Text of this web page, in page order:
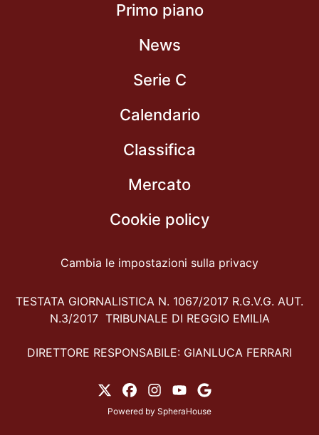
Primo piano
News
Serie C
Calendario
Classifica
Mercato
Cookie policy
Cambia le impostazioni sulla privacy
TESTATA GIORNALISTICA N. 1067/2017 R.G.V.G. AUT.
N.3/2017 TRIBUNALE DI REGGIO EMILIA
DIRETTORE RESPONSABILE: GIANLUCA FERRARI
Powered by SpheraHouse